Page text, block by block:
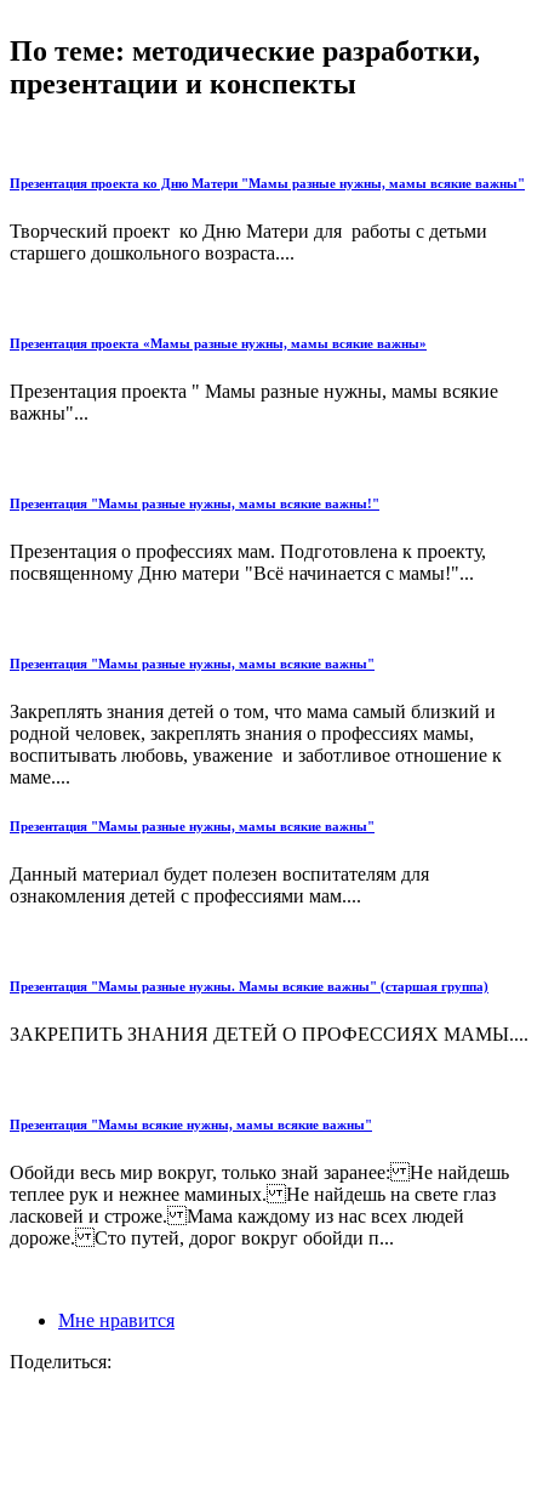
По теме: методические разработки,
презентации и конспекты
Презентация проекта ко Дню Матери "Мамы разные нужны, мамы всякие важны"
Творческий проект ко Дню Матери для работы с детьми
старшего дошкольного возраста....
Презентация проекта «Мамы разные нужны, мамы всякие важны»
Презентация проекта " Мамы разные нужны, мамы всякие
важны"...
Презентация "Мамы разные нужны, мамы всякие важны!"
Презентация о профессиях мам. Подготовлена к проекту,
посвященному Дню матери "Всё начинается с мамы!"...
Презентация "Мамы разные нужны, мамы всякие важны"
Закреплять знания детей о том, что мама самый близкий и
родной человек, закреплять знания о профессиях мамы,
воспитывать любовь, уважение и заботливое отношение к
маме....
Презентация "Мамы разные нужны, мамы всякие важны"
Данный материал будет полезен воспитателям для
ознакомления детей с профессиями мам....
Презентация "Мамы разные нужны. Мамы всякие важны" (старшая группа)
ЗАКРЕПИТЬ ЗНАНИЯ ДЕТЕЙ О ПРОФЕССИЯХ МАМЫ....
Презентация "Мамы всякие нужны, мамы всякие важны"
Обойди весь мир вокруг, только знай заранее: Не найдешь
теплее рук и нежнее маминых. Не найдешь на свете глаз
ласковей и строже. Мама каждому из нас всех людей
дороже. Сто путей, дорог вокруг обойди п...
Мне нравится
Поделиться: